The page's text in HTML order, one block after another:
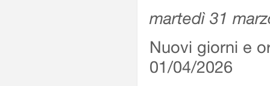
martedì 31
Nuovi giorni e
01/04/2026